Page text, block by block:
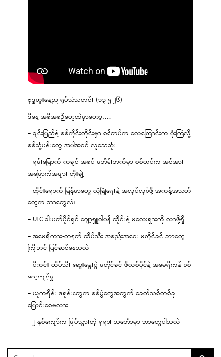
ဗုဒ္ဓဟူးနေ့ည ရုပ်သံသတင်း (၁၃-၅-၂၆)
ဒီနေ့ အစီအစဉ်တွေထဲမှာတော့…..
– ချင်းပြည်နဲ့ စစ်ကိုင်းတိုင်းမှာ စစ်တပ်က လေကြောင်းက ဗုံးကြဲလို့
စစ်သုံ့ပန်းတွေ အပါအဝင် လူသေဆုံး
– ရှမ်းမြောက်-ကချင် အစပ် မဘိမ်းဘက်မှာ စစ်တပ်က အင်အား
အမြောက်အများ တိုးချဲ့
– ထိုင်းရောက် မြန်မာတွေ လုံခြုံရေးနဲ့ အလုပ်လုပ်ဖို့ အကန့်အသတ်
တွေက ဘာတွေလဲ။
– UFC ခါးပတ်ပိုင်ရှင် ဂျော့ရှူဝါဗန် ထိုင်းနဲ့ မလေးရှားကို လာဖို့ရှိ
– အမေရိကား-တရုတ် ထိပ်သီး အစည်းအဝေး မတိုင်ခင် ဘာတွေ
ကြိုတင် ပြင်ဆင်နေသလဲ
– ပီကင်း ထိပ်သီး ဆွေးနွေးပွဲ မတိုင်ခင် ဖိလစ်ပိုင်နဲ့ အမေရိကန် စစ်
လေ့ကျင့်မှု
– ယူကရိန်း ဒရုန်းတွေက စစ်ပွဲတွေအတွက် ခေတ်သစ်တစ်ခု
ပြောင်းစေမလား
– ၂ နှစ်ကျော်က မြုပ်သွားတဲ့ ရုရှား သင်္ဘောမှာ ဘာတွေပါသလဲ